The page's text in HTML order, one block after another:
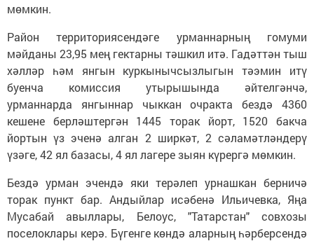
мөмкин.
Район территориясендәге урманнарның гомуми
мәйданы 23,95 мең гектарны тәшкил итә. Гадәттән тыш
хәлләр һәм янгын куркынычсызлыгын тәэмин итү
буенча комиссия утырышында әйтелгәнчә,
урманнарда янгыннар чыккан очракта бездә 4360
кешене берләштергән 1445 торак йорт, 1520 бакча
йортын үз эченә алган 2 ширкәт, 2 сәламәтләндерү
үзәге, 42 ял базасы, 4 ял лагере зыян күрергә мөмкин.
Бездә урман эчендә яки терәлеп урнашкан берничә
торак пункт бар. Андыйлар исәбенә Ильичевка, Яңа
Мусабай авыллары, Белоус, "Татарстан" совхозы
поселоклары керә. Бүгенге көндә аларның һәрберсендә